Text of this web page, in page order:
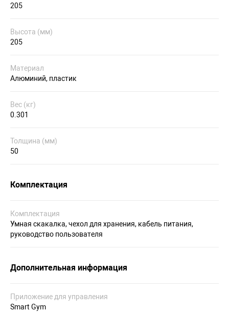
205
Высота (мм)
205
Материал
Алюминий, пластик
Вес (кг)
0.301
Толщина (мм)
50
Комплектация
Комплектация
Умная скакалка, чехол для хранения, кабель питания,
руководство пользователя
Дополнительная информация
Приложение для управления
Smart Gym